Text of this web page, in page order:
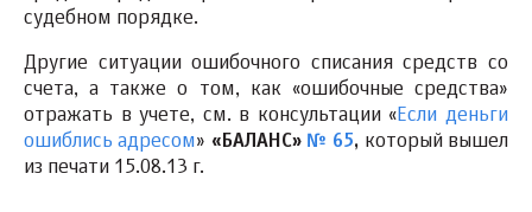
судебном порядке.
Другие ситуации ошибочного списания средств со
счета, а также о том, как «ошибочные средства»
отражать в учете, см. в консультации «Если деньги
ошиблись адресом» «БАЛАНС» № 65, который вышел
из печати 15.08.13 г.